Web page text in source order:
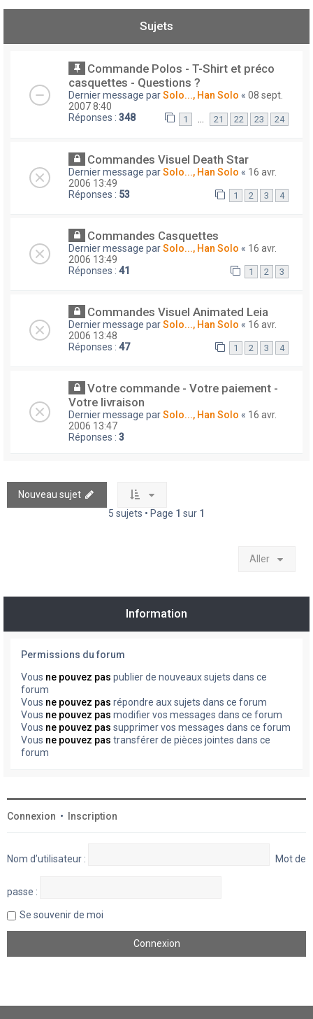
Sujets
Commande Polos - T-Shirt et préco
casquettes - Questions ?
Dernier message parSolo..., Han Solo « 08 sept.
2007 8:40
Réponses : 348 1 21 22 23 24
Commandes Visuel Death Star
Dernier message parSolo..., Han Solo « 16 avr.
2006 13:49
Réponses : 53 1 2 3 4
Commandes Casquettes
Dernier message parSolo..., Han Solo « 16 avr.
2006 13:49
Réponses : 41 1 2 3
Commandes Visuel Animated Leia
Dernier message parSolo..., Han Solo « 16 avr.
2006 13:48
Réponses : 47 1 2 3 4
Votre commande - Votre paiement -
Votre livraison
Dernier message parSolo..., Han Solo « 16 avr.
2006 13:47
Réponses : 3
Nouveau sujet
5 sujets • Page 1 sur 1
Aller
Information
Permissions du forum
Vous ne pouvez pas publier de nouveaux sujets dans ce
forum
Vous ne pouvez pas répondre aux sujets dans ce forum
Vous ne pouvez pas modifier vos messages dans ce forum
Vous ne pouvez pas supprimer vos messages dans ce forum
Vous ne pouvez pas transférer de pièces jointes dans ce
forum
Connexion • Inscription
Nom d’utilisateur : Mot de
passe :
Se souvenir de moi